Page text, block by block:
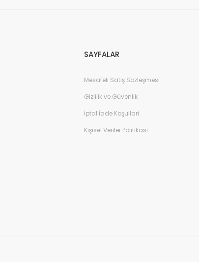
SAYFALAR
Mesafeli Satış Sözleşmesi
Gizlilik ve Güvenlik
İptal İade Koşullari
Kişisel Veriler Politikası